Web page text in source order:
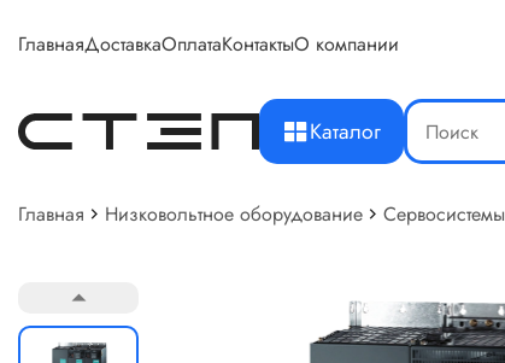
ГлавнаяДоставкаОплатаКонтактыО компании
Каталог
Главная Низковольтное оборудование Сервосистемы